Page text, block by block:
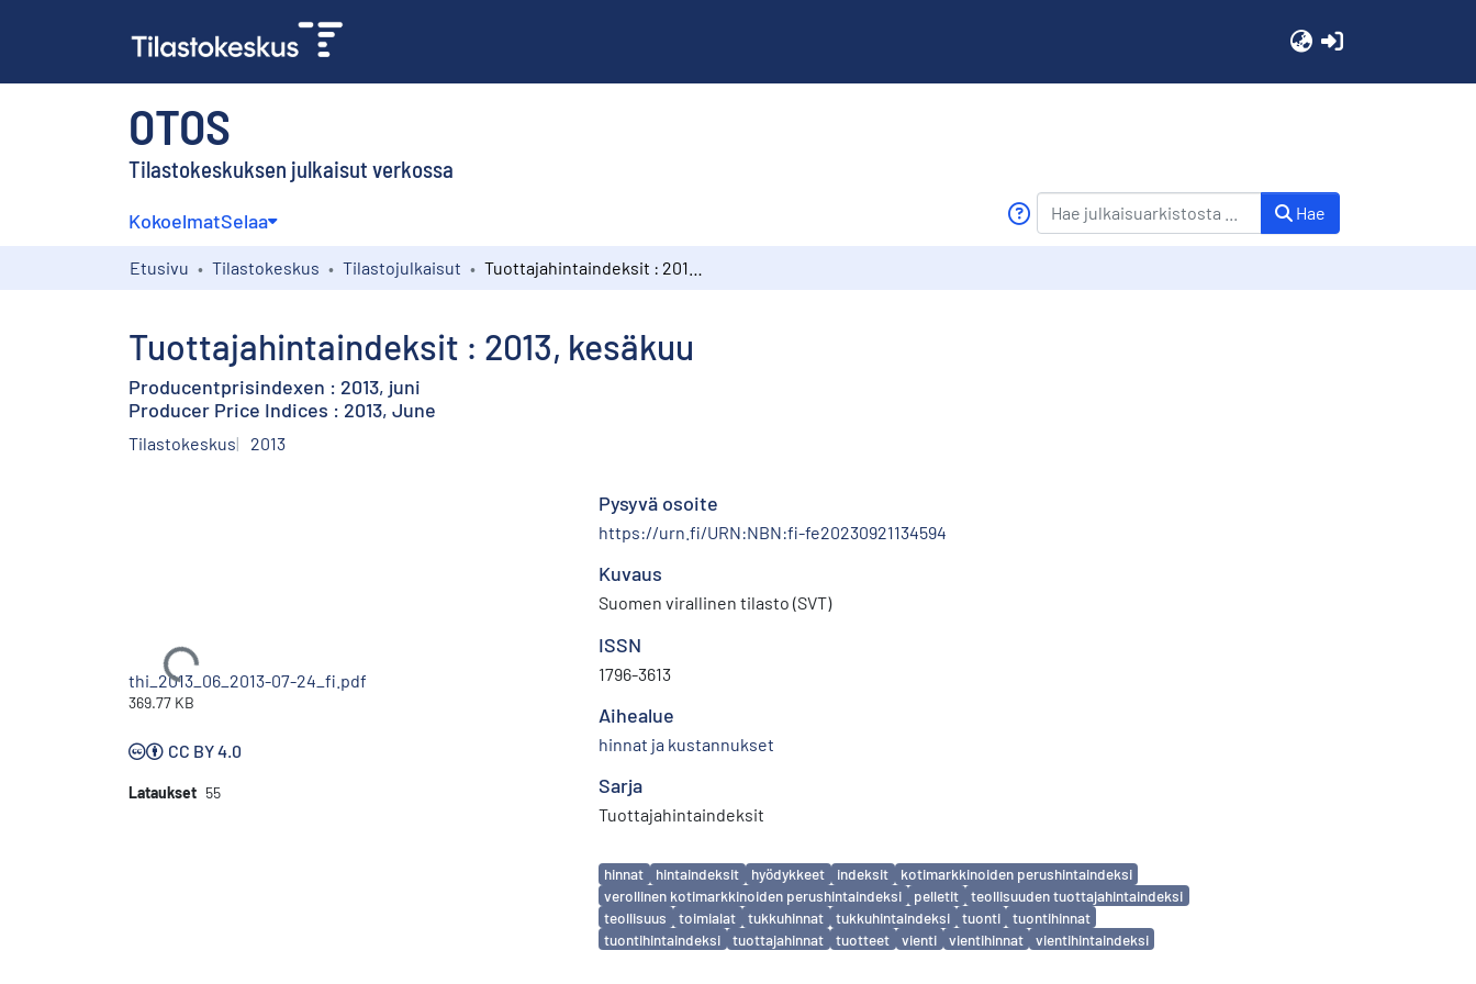
OTOS
Tilastokeskuksen julkaisut verkossa
KokoelmatSelaa Hae
Etusivu Tilastokeskus Tilastojulkaisut
Tuottajahintaindeksit : 2013, kesäkuu
Producentprisindexen : 2013, juni
Producer Price Indices : 2013, June
Tilastokeskus 2013
Ladataan...
thi_2013_06_2013-07-24_fi.pdf
369.77 KB
CC BY 4.0
Lataukset 55
Pysyvä osoite
https://urn.fi/URN:NBN:fi-fe20230921134594
Kuvaus
Suomen virallinen tilasto (SVT)
ISSN
1796-3613
Aihealue
hinnat ja kustannukset
Sarja
Tuottajahintaindeksit
Avainsanat
hinnat hintaindeksit hyödykkeet indeksit
kotimarkkinoiden perushintaindeksi
verollinen kotimarkkinoiden perushintaindeksi
pelletit
teollisuuden tuottajahintaindeksi
teollisuus
toimialat tukkuhinnat tukkuhintaindeksi tuonti
tuontihinnat
tuontihintaindeksi
tuottajahinnat tuotteet vienti vientihinnat vientihintaindeksi